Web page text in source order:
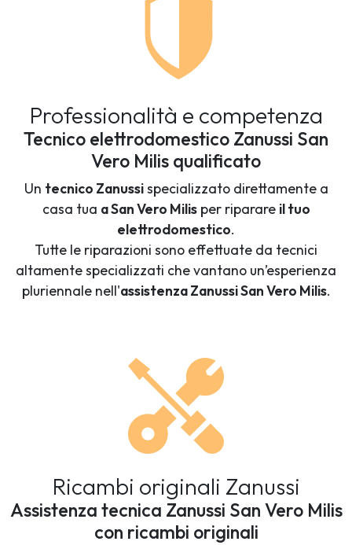
Professionalità e competenza
Tecnico elettrodomestico Zanussi San
Vero Milis qualificato
Un tecnico Zanussispecializzato direttamente a
casa tua a San Vero Milisper riparare il tuo
elettrodomestico.
Tutte le riparazioni sono effettuate da tecnici
altamente specializzati che vantano un’esperienza
pluriennale nell'assistenza Zanussi San Vero Milis.
Ricambi originali Zanussi
Assistenza tecnica Zanussi San Vero Milis
con ricambi originali